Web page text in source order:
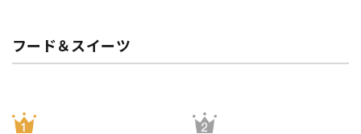
フード＆スイーツ